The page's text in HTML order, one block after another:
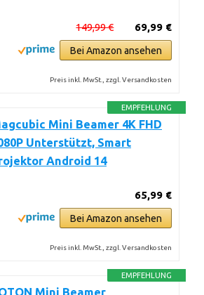
69,99 €
149,99 €
Bei Amazon ansehen
Preis inkl. MwSt., zzgl. Versandkosten
EMPFEHLUNG
Mini Beamer 4K FHD
Unterstützt, Smart
Android 14
65,99 €
Bei Amazon ansehen
Preis inkl. MwSt., zzgl. Versandkosten
EMPFEHLUNG
Mini Beamer